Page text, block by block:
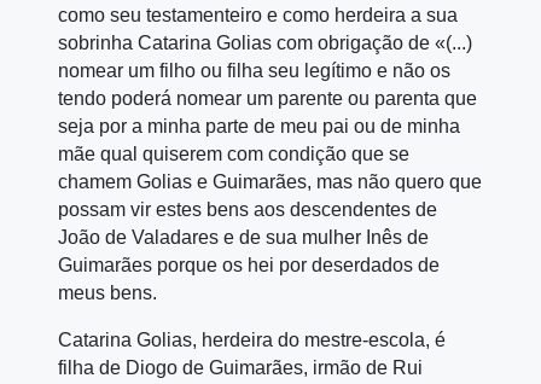
como seu testamenteiro e como herdeira a sua
sobrinha Catarina Golias com obrigação de «(...)
nomear um filho ou filha seu legítimo e não os
tendo poderá nomear um parente ou parenta que
seja por a minha parte de meu pai ou de minha
mãe qual quiserem com condição que se
chamem Golias e Guimarães, mas não quero que
possam vir estes bens aos descendentes de
João de Valadares e de sua mulher Inês de
Guimarães porque os hei por deserdados de
meus bens.
Catarina Golias, herdeira do mestre‑escola, é
filha de Diogo de Guimarães, irmão de Rui